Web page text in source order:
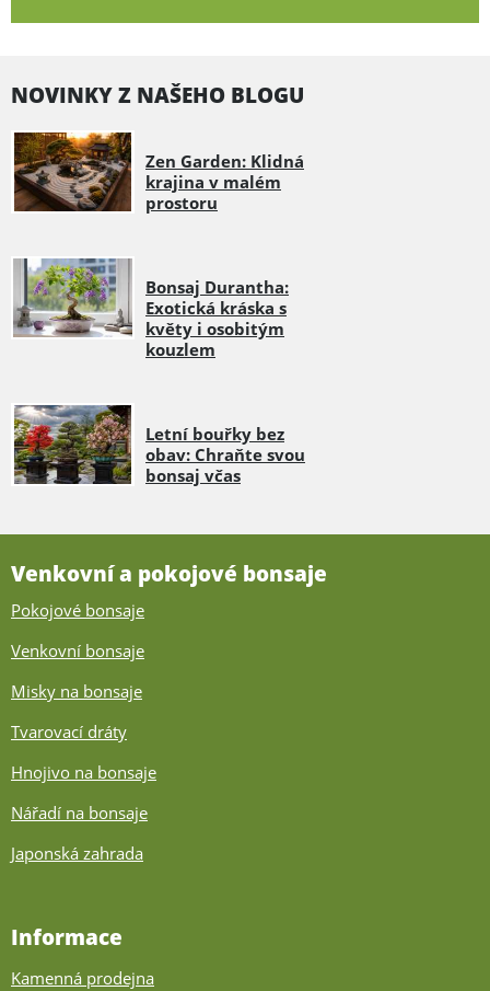
NOVINKY Z NAŠEHO BLOGU
Zen Garden: Klidná
krajina v malém
prostoru
Bonsaj Durantha:
Exotická kráska s
květy i osobitým
kouzlem
Letní bouřky bez
obav: Chraňte svou
bonsaj včas
Venkovní a pokojové bonsaje
Pokojové bonsaje
Venkovní bonsaje
Misky na bonsaje
Tvarovací dráty
Hnojivo na bonsaje
Nářadí na bonsaje
Japonská zahrada
Informace
Kamenná prodejna